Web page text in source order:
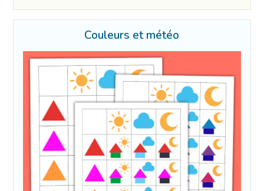
Couleurs et météo